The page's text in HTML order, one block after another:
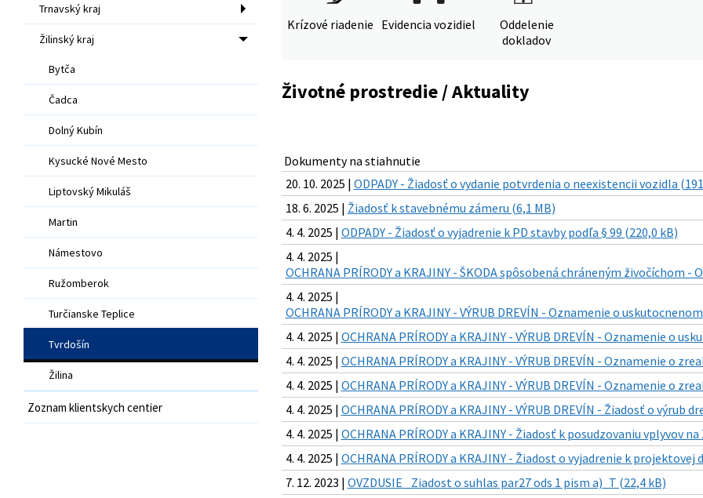
Trnavský kraj
Žilinský kraj
Bytča
Čadca
Dolný Kubín
Kysucké Nové Mesto
Liptovský Mikuláš
Martin
Námestovo
Ružomberok
Turčianske Teplice
Tvrdošín
Žilina
Zoznam klientskych centier
Krízové riadenie Evidencia vozidiel
Oddelenie
dokladov
Životné prostredie / Aktuality
Dokumenty na stiahnutie
20. 10. 2025 | ODPADY - Žiadosť o vydanie potvrdenia o neexistencii vozidla
18. 6. 2025 | Žiadosť k stavebnému zámeru (6,1 MB)
4. 4. 2025 | ODPADY - Žiadosť o vyjadrenie k PD stavby podľa § 99 (220,0 kB)
4. 4. 2025 |
OCHRANA PRÍRODY a KRAJINY - ŠKODA spôsobená chráneným živočíchom
4. 4. 2025 |
OCHRANA PRÍRODY a KRAJINY - VÝRUB DREVÍN - Oznamenie o
4. 4. 2025 | OCHRANA PRÍRODY a KRAJINY - VÝRUB DREVÍN - Oznamenie o
4. 4. 2025 | OCHRANA PRÍRODY a KRAJINY - VÝRUB DREVÍN - Oznamenie o
4. 4. 2025 | OCHRANA PRÍRODY a KRAJINY - VÝRUB DREVÍN - Oznamenie o
4. 4. 2025 | OCHRANA PRÍRODY a KRAJINY - VÝRUB DREVÍN - Žiadosť o výrub
4. 4. 2025 | OCHRANA PRÍRODY a KRAJINY - Žiadosť k posudzovaniu vplyvov na
4. 4. 2025 | OCHRANA PRÍRODY a KRAJINY - Žiadost o vyjadrenie k
7. 12. 2023 | OVZDUSIE _Ziadost o suhlas par27 ods 1 pism a)_T (22,4 kB)